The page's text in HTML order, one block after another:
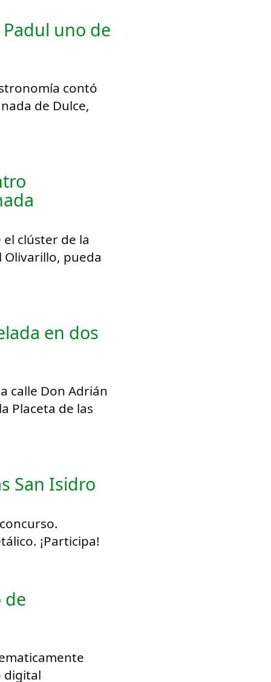
uno de
contó
de Dulce,
clúster de la
Olivarillo, pueda
en dos
calle Don Adrián
Placeta de las
San Isidro
¡Participa!
de
digital